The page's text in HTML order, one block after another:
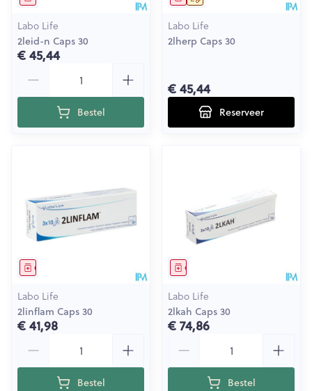
Labo Life
2leid-n Caps 30
€ 45,44
Bestel
Labo Life
2lherp Caps 30
€ 45,44
Reserveer
Geneesmiddel
Labo Life
2linflam Caps 30
€ 41,98
Bestel
Geneesmiddel
Labo Life
2lkah Caps 30
€ 74,86
Bestel